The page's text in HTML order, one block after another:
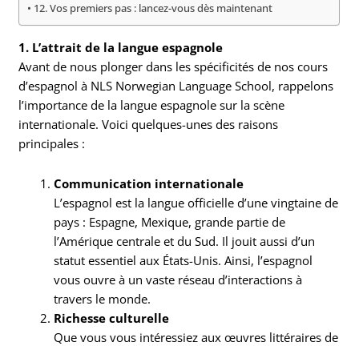
12. Vos premiers pas : lancez-vous dès maintenant
1. L’attrait de la langue espagnole
Avant de nous plonger dans les spécificités de nos cours
d’espagnol à NLS Norwegian Language School, rappelons
l’importance de la langue espagnole sur la scène
internationale. Voici quelques-unes des raisons
principales :
Communication internationale
L’espagnol est la langue officielle d’une vingtaine de
pays : Espagne, Mexique, grande partie de
l’Amérique centrale et du Sud. Il jouit aussi d’un
statut essentiel aux États-Unis. Ainsi, l’espagnol
vous ouvre à un vaste réseau d’interactions à
travers le monde.
Richesse culturelle
Que vous vous intéressiez aux œuvres littéraires de